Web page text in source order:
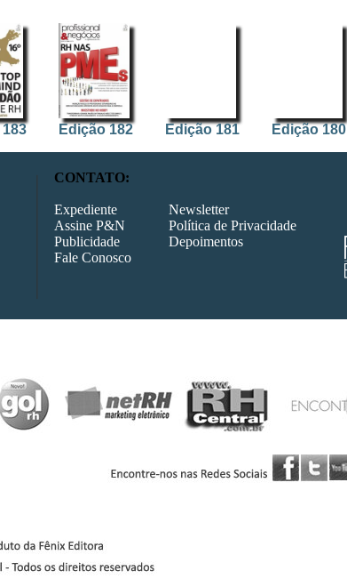
Edição 182 Edição 181 Edição 180
Edição 175 Edição 174 Edição 173
CONTATO:
Expediente
Assine P&N
Publicidade
Fale Conosco
Newsletter
Política de Privacidade
Depoimentos